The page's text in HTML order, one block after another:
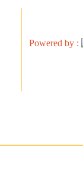
Powered by :